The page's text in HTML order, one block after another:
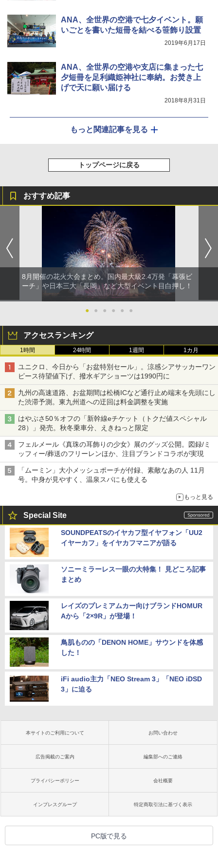
ANA、全世界の空港で七夕イベント。願
いごとを書いた短冊を結べる笹飾り設置
2019年6月17日
ANA、全世界の空港や支店に集まった七
夕短冊を足利織姫神社に奉納。お焚き上
げで天に願い届ける
2018年8月31日
もっと関連記事を見る
トップページに戻る
おすすめ記事
8月開催の花火大会まとめ。国内最大級2.4万発「幕張ビ
ーチ」や日本三大「長岡」など大型イベント目白押し！
● ● ● ● ● ●
アクセスランキング
1時間 24時間 1週間 1カ月
ユニクロ、今日から「お盆特別セール」。涼感シアサッカーワン
ピース待望値下げ、撥水ギアショーツは1990円に
九州の高速道路、お盆期間は松橋ICなど通行止め端末を先頭にし
た渋滞予測。東九州道への迂回は料金調整を実施
はやぶさ50％オフの「新幹線eチケット（トクだ値スペシャル
28）」発売。秋冬乗車分、えきねっと限定
フェルメール《真珠の耳飾りの少女》展のグッズ公開。図録/ミ
ッフィー/葬送のフリーレンほか、注目ブランドコラボが実現
「ムーミン」大小メッシュポーチが付録、素敵なあの人 11月
号。中身が見やすく、温泉スパにも使える
もっと見る
Special Site
SOUNDPEATSのイヤカフ型イヤフォン「UU2
イヤーカフ」をイヤカフマニアが語る
ソニーミラーレス一眼の大特集！ 見どころ記事
まとめ
レイズのプレミアムカー向けブランドHOMUR
Aから「2×9R」が登場！
鳥肌ものの「DENON HOME」サウンドを体感
した！
iFi audio主力「NEO Stream 3」「NEO iDSD
3」に迫る
本サイトのご利用について お問い合わせ
広告掲載のご案内 編集部へのご連絡
プライバシーポリシー 会社概要
インプレスグループ 特定商取引法に基づく表示
PC版で見る